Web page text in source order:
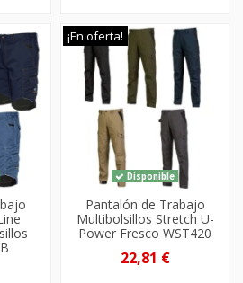
¡En oferta!
Disponible
Pantalón de Trabajo
Multibolsillos Stretch U-
Power Fresco WST420
22,81 €